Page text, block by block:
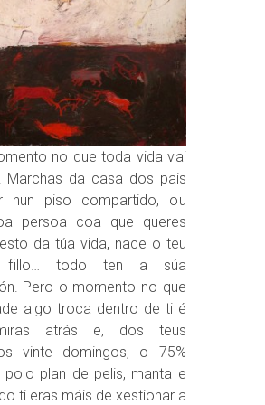
no que toda vida vai
Marchas da casa dos pais
nun piso compartido, ou
persoa coa que queres
da túa vida, nace o teu
fillo… todo ten a súa
Pero o momento no que
algo troca dentro de ti é
atrás e, dos teus
vinte domingos, o 75%
polo plan de pelis, manta e
ti eras máis de xestionar a